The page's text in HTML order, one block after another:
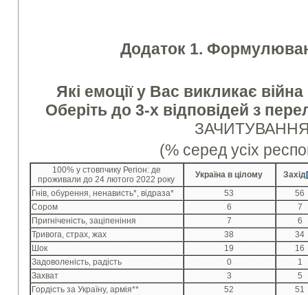
Додаток 1.
Які емоції у Вас викликає війна
Оберіть до 3-х відповідей з
(% серед усіх
100% у стовпчику Регіон: де
проживали до 24 лютого 2022 року
Україна в цілому Захід
Гнів, обурення, ненависть*, відраза*
53
56
Сором
6
7
Пригніченість, заціпеніння
7
6
Тривога, страх, жах
38
34
Шок
19
16
Задоволеність, радість
0
1
Захват
3
5
Гордість за Україну, армія**
52
51